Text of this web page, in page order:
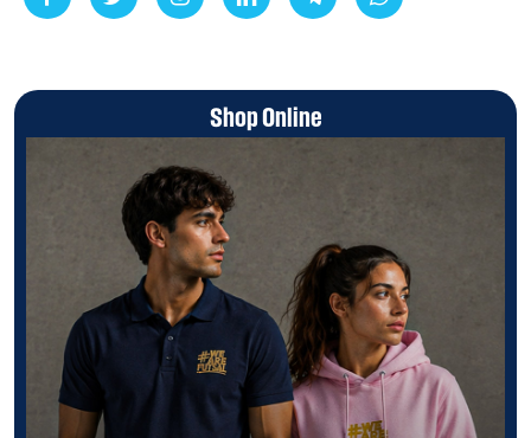
Shop Online